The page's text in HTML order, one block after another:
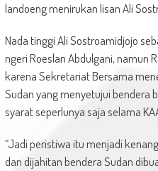
landoeng menirukan lisan Ali
Nada tinggi Ali Sostroamidjojo
ngeri Roeslan Abdulgani, namun
karena Sekretariat Bersama
Sudan yang menyetujui bendera
syarat seperlunya saja selama
“Jadi peristiwa itu menjadi
dan dijahitan bendera Sudan